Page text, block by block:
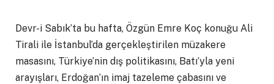
Devr-i Sabık’ta bu hafta, Özgün Emre Koç konuğu Ali
Tirali ile İstanbul’da gerçekleştirilen müzakere
masasını, Türkiye’nin dış politikasını, Batı’yla yeni
arayışları, Erdoğan’ın imaj tazeleme çabasını ve